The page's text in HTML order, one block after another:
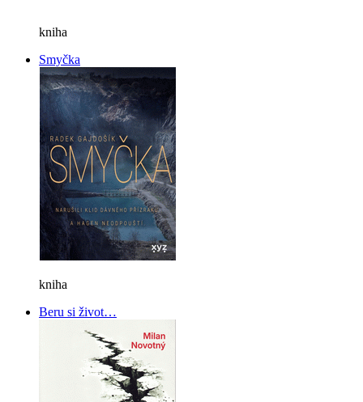
kniha
Smyčka
kniha
Beru si život…